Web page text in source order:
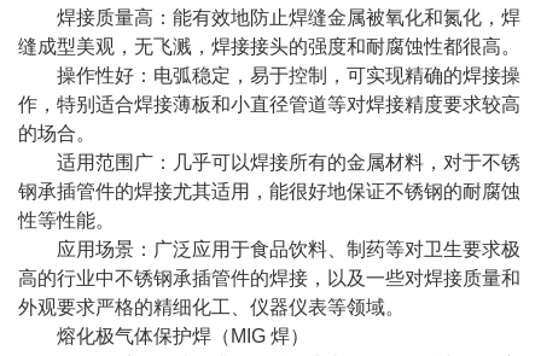
焊接质量高：能有效地防止焊缝金属被氧化和氮化，焊
缝成型美观，无飞溅，焊接接头的强度和耐腐蚀性都很高。
操作性好：电弧稳定，易于控制，可实现精确的焊接操
作，特别适合焊接薄板和小直径管道等对焊接精度要求较高
的场合。
适用范围广：几乎可以焊接所有的金属材料，对于不锈
钢承插管件的焊接尤其适用，能很好地保证不锈钢的耐腐蚀
性等性能。
应用场景：广泛应用于食品饮料、制药等对卫生要求极
高的行业中不锈钢承插管件的焊接，以及一些对焊接质量和
外观要求严格的精细化工、仪器仪表等领域。
熔化极气体保护焊（MIG 焊）